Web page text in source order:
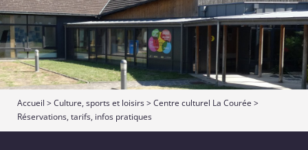
Accueil >Culture, sports et loisirs>Centre culturel La Courée >
Réservations, tarifs, infos pratiques